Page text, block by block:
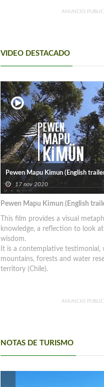
ANUNCIO
VIDEO DESTACADO
Pewen Mapu Kimun (English
17 nov 2020
Pewen Mapu Kimun (English
This film provides a visual
knowledge, a reflection to look
wisdom.
It is a contemplative testimonial,
mountains, forests and water
territory (Chile).
ANUNCIO
NOTAS DE TURISMO